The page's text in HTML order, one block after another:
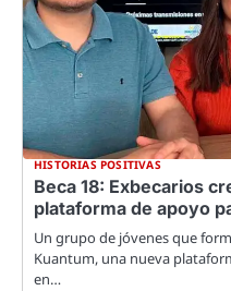
HISTORIAS POSITIVAS
Beca 18: Exbecarios
plataforma de apoyo
Un grupo de jóvenes que
Kuantum, una nueva
en…